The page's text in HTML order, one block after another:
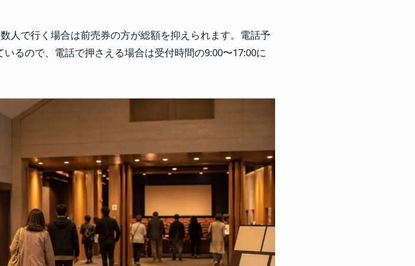
人で行く場合は前売券の方が総額を抑えられます。電話予
るので、電話で押さえる場合は受付時間の9:00〜17:00に